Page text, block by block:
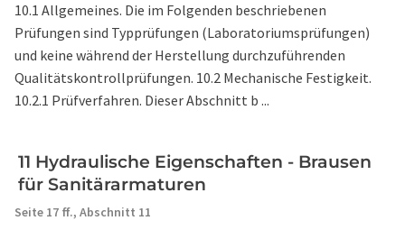
10.1 Allgemeines. Die im Folgenden beschriebenen
Prüfungen sind Typprüfungen (Laboratoriumsprüfungen)
und keine während der Herstellung durchzuführenden
Qualitätskontrollprüfungen. 10.2 Mechanische Festigkeit.
10.2.1 Prüfverfahren. Dieser Abschnitt b ...
11 Hydraulische Eigenschaften - Brausen
für Sanitärarmaturen
Seite 17 ff., Abschnitt 11